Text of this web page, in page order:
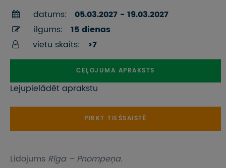
datums:
05.03.2027 - 19.03.2027
ilgums:
15 dienas
vietu skaits:
>7
CEĻOJUMA APRAKSTS
Lejupielādēt aprakstu
PIRKT TIEŠSAISTĒ
Lidojums Rīga – Pnompeņa.